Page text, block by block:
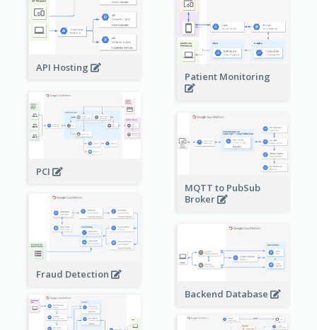
Patient Monitoring
API Hosting
PCI
MQTT to PubSub
Broker
Fraud Detection
Backend Database